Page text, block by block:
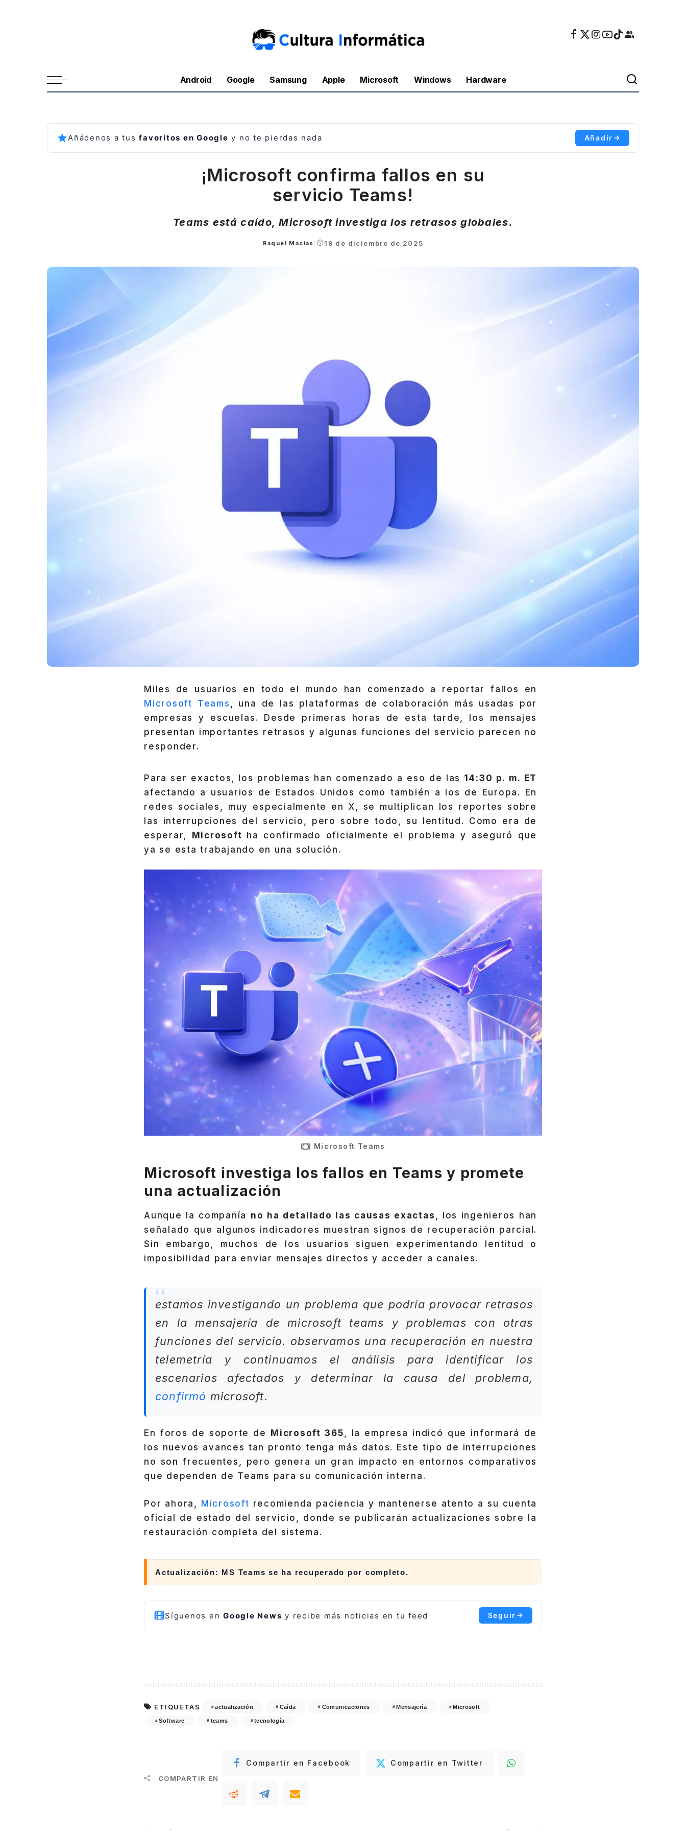
Android Google Samsung Apple Microsoft Windows Hardware
Añádenos a tusfavoritos en Google y no te pierdas nada Añadir
¡Microsoft confirma fallos en su
servicio Teams!
Teams está caído, Microsoft investiga los retrasos globales.
Posted
Raquel Macias 19 de diciembre de 2025
Miles de usuarios en todo el mundo han comenzado a reportar fallos en
Microsoft Teams , una de las plataformas de colaboración más usadas por
empresas y escuelas. Desde primeras horas de esta tarde, los mensajes
presentan importantes retrasos y algunas funciones del servicio parecen no
responder.
Para ser exactos, los problemas han comenzado a eso de las 14:30 p. m. ET
afectando a usuarios de Estados Unidos como también a los de Europa. En
redes sociales, muy especialmente en X, se multiplican los reportes sobre
las interrupciones del servicio, pero sobre todo, su lentitud. Como era de
esperar, Microsoft ha confirmado oficialmente el problema y aseguró que
ya se esta trabajando en una solución.
Microsoft Teams
Microsoft investiga los fallos en Teams y promete
una actualización
Aunque la compañía no ha detallado las causas exactas
, los ingenieros han
señalado que algunos indicadores muestran signos de recuperación parcial.
Sin embargo, muchos de los usuarios siguen experimentando lentitud o
imposibilidad para enviar mensajes directos y acceder a canales.
estamos investigando un problema que podría provocar retrasos
en la mensajería de microsoft teams y problemas con otras
funciones del servicio. observamos una recuperación en nuestra
telemetría y continuamos el análisis para identificar los
escenarios afectados y determinar la causa del problema,
confirmó microsoft.
En foros de soporte de Microsoft 365, la empresa indicó que informará de
los nuevos avances tan pronto tenga más datos. Este tipo de interrupciones
no son frecuentes, pero genera un gran impacto en entornos comparativos
que dependen de Teams para su comunicación interna.
Por ahora, Microsoft recomienda paciencia y mantenerse atento a su cuenta
oficial de estado del servicio, donde se publicarán actualizaciones sobre la
restauración completa del sistema.
Actualización: MS Teams se ha recuperado por completo.
Síguenos en Google News y recibe más noticias en tu feed Seguir
ETIQUETAS actualización Caída Comunicaciones Mensajería Microsoft
Software teams tecnología
COMPARTIR EN
Compartir en Facebook Compartir en Twitter